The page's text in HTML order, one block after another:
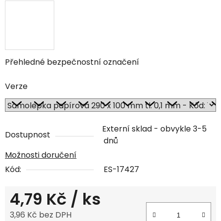
Přehledné bezpečnostní označení
Verze
Dostupnost
Externí sklad - obvykle 3-5
dnů
Možnosti doručení
Kód:
ES-17427
4,79 Kč / ks
3,96 Kč bez DPH